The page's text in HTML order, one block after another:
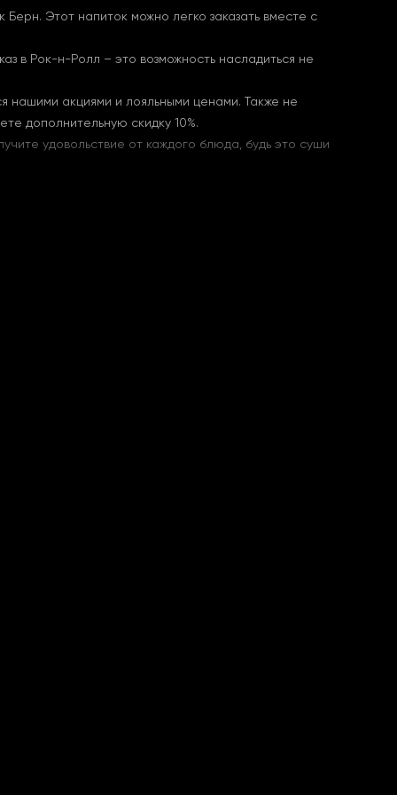
Этот напиток можно легко заказать вместе с
в Рок-н-Ролл – это возможность насладиться не
нашими акциями и лояльными ценами. Также не
дополнительную скидку 10%.
удовольствие от каждого блюда, будь это суши